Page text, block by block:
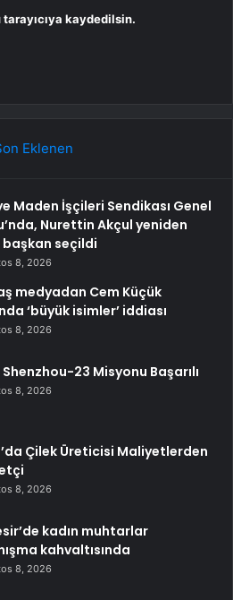
kaydedilsin.
Eklenen
Maden İşçileri Sendikası Genel
Nurettin Akçul yeniden
başkan seçildi
8, 2026
medyadan Cem Küçük
‘büyük isimler’ iddiası
8, 2026
Shenzhou-23 Misyonu Başarılı
8, 2026
Çilek Üreticisi Maliyetlerden
8, 2026
kadın muhtarlar
kahvaltısında
8, 2026